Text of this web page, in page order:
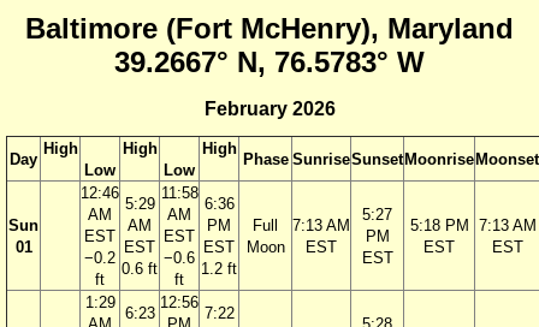
Baltimore (Fort McHenry), Maryland
39.2667° N, 76.5783° W
February 2026
Day
High
Low
High
Low
High
Phase SunriseSunset Moonrise Moonset
Sun
01
12:46
AM
EST
−0.2
ft
5:29
AM
EST
0.6 ft
11:58
AM
EST
−0.6
ft
6:36
PM
EST
1.2 ft
Full
Moon
7:13 AM
EST
5:27
PM
EST
5:18 PM
EST
7:13 AM
EST
1:29
6:23
12:56
7:22